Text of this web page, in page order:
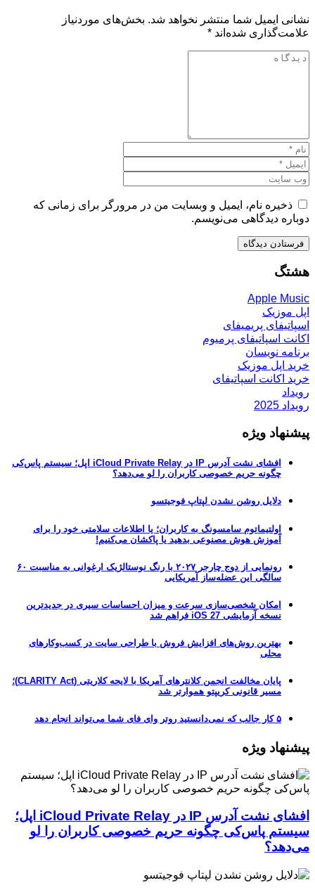
نشانی ایمیل شما منتشر نخواهد شد. بخش‌های موردنیاز
علامت‌گذاری شده‌اند *
ذخیره نام، ایمیل و وبسایت من در مرورگر برای زمانی که
دوباره دیدگاهی می‌نویسم.
هشتگ
Apple Music
اپل موزیک
اسپاتیفای پریمیفای
اکانت اسپاتیفای پرمیوم
برنامه نویسان
خرید اپل موزیک
خرید اکانت اسپاتیفای
رویداد
رویداد 2025
پیشنهاد ویژه
افشای نشت آدرس IP در iCloud Private Relay اپل؛ سیستم پاس‌کی
چگونه حریم خصوصی کاربران را لو می‌دهد؟
دلایل روشن نشدن لپتاپ فوجیتسو
اولتیماتوم سامسونگ به کاربران؛ یا اطلاعات سلامتی خود را برای
آموزش هوش مصنوعی بدهید یا پاکشان می‌کنیم!
رونمایی از دوج چارجر ۲۰۲۷ با رنگ نوستالژیک ارغوانی به مناسبت ۶۰
سالگی این عضله‌ساز آمریکایی
امکان شخصی‌سازی سرعت و میزان احساسات سیری در جدیدترین
نسخه آزمایشی iOS 27 فراهم شد
بهترین روش‌های افزایش فروش با طراحی سایت در کسب‌وکارهای
محلی
پایان مخالفت انجمن کلانترهای آمریکا با لایحه کلاریتی (CLARITY Act)؛
مسیر قانونی کریپتو هموارتر شد
۵ کار جالب که نمی‌دانستید روتر وای فای شما می‌تواند انجام دهد
پیشنهاد ویژه
افشای نشت آدرس IP در iCloud Private Relay اپل؛
سیستم پاس‌کی چگونه حریم خصوصی کاربران را لو
می‌دهد؟